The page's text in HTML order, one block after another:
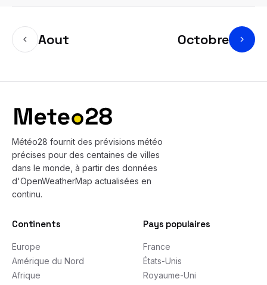
Aout Octobre
Météo28 fournit des prévisions météo
précises pour des centaines de villes
dans le monde, à partir des données
d'OpenWeatherMap actualisées en
continu.
Continents
Europe
Amérique du Nord
Afrique
Pays populaires
France
États-Unis
Royaume-Uni